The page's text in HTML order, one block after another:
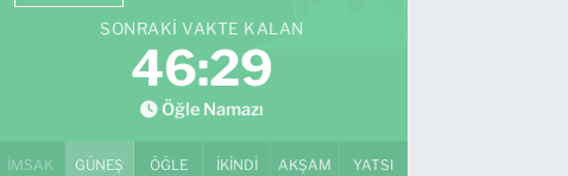
SONRAKI VAKTE KALAN
46:28
Öğle Namazı
İMSAK GÜNEŞ ÖĞLE İKINDI AKŞAM YATSI